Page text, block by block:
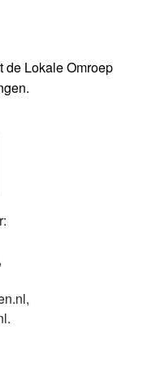
de Lokale Omroep